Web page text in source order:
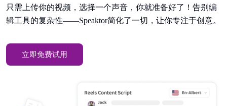
只需上传你的视频，选择一个声音，你就准备好了！告别编
辑工具的复杂性——Speaktor简化了一切，让你专注于创意。
立即免费试用